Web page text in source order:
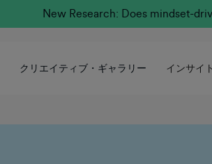
New Research: Does mindset-
クリエイティブ・ギャラリー インサイト